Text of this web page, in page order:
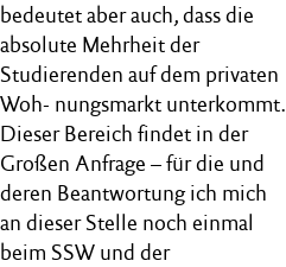
bedeutet aber auch, dass die
absolute Mehrheit der
Studierenden auf dem privaten
Woh- nungsmarkt unterkommt.
Dieser Bereich findet in der
Großen Anfrage – für die und
deren Beantwortung ich mich
an dieser Stelle noch einmal
beim SSW und der